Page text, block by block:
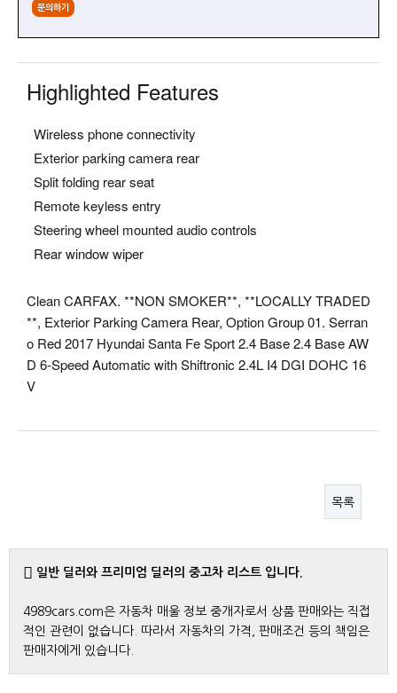
문의하기
Highlighted Features
Wireless phone connectivity
Exterior parking camera rear
Split folding rear seat
Remote keyless entry
Steering wheel mounted audio controls
Rear window wiper
Clean CARFAX. **NON SMOKER**, **LOCALLY TRADED
**, Exterior Parking Camera Rear, Option Group 01. Serran
o Red 2017 Hyundai Santa Fe Sport 2.4 Base 2.4 Base AW
D 6-Speed Automatic with Shiftronic 2.4L I4 DGI DOHC 16
V
목록
일반 딜러와 프리미엄 딜러의 중고차 리스트 입니다.
4989cars.com은 자동차 매울 정보 중개자로서 상품 판매와는 직접
적인 관련이 없습니다. 따라서 자동차의 가격, 판매조건 등의 책임은
판매자에게 있습니다.